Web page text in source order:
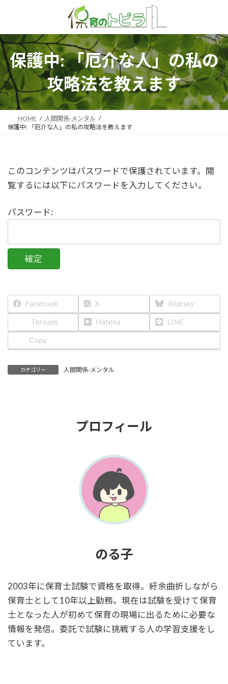
ン
ツ
へ
ス
キ
ッ
ー
シ
ョ
ン
に
移
保護中: 「厄介な人」の私の
攻略法を教えます
HOME
人間関係-メンタル
保護中: 「厄介な人」の私の攻略法を教えます
このコンテンツはパスワードで保護されています。閲
覧するには以下にパスワードを入力してください。
パスワード:
Facebook X
Bluesky
Threads
Hatena LINE
Copy
カテゴリー 人間関係-メンタル
プロフィール
のる子
2003年に保育士試験で資格を取得。紆余曲折しながら
保育士として10年以上勤務。現在は試験を受けて保育
士となった人が初めて保育の現場に出るために必要な
情報を発信。委託で試験に挑戦する人の学習支援をし
ています。